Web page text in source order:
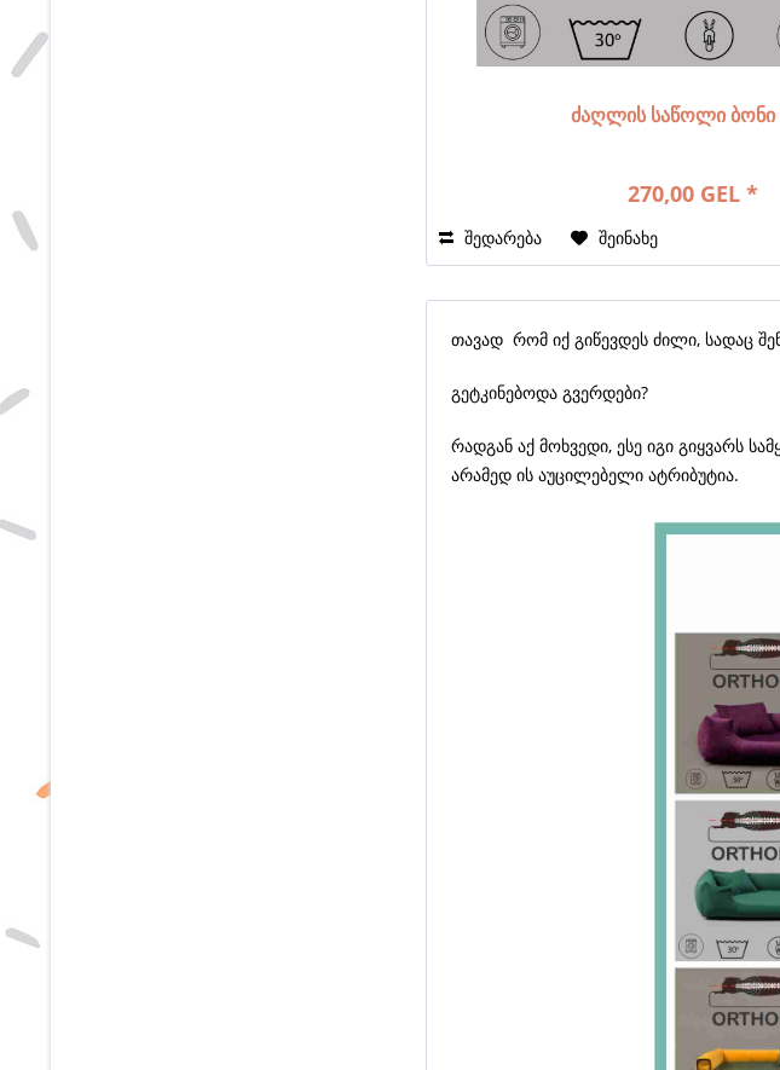
ძაღლის საწოლი ბონი
270,00 GEL *
შედარება შეინახე
თავად რომ იქ გიწევდეს ძილი, სადაც
გეტკინებოდა გვერდები?
რადგან აქ მოხვედი, ესე იგი გიყვარს
არამედ ის აუცილებელი ატრიბუტია.